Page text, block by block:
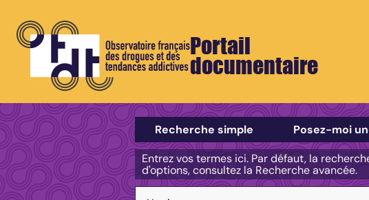
Portail
documentaire
Sélectionner un type de recherche
Recherche simple
Posez-moi
Entrez vos termes ici. Par défaut, la
d'options, consultez la Recherche avancée.